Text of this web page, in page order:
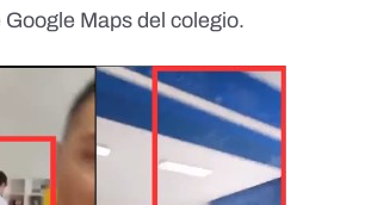
Maps del colegio.